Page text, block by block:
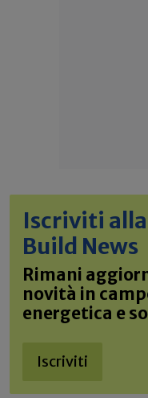
Iscriviti
Build News
Rimani
novità in
energetica e
Iscriviti